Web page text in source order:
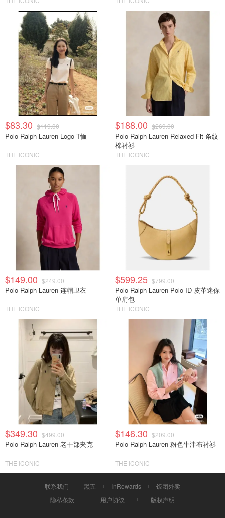
$83.30 $119.00
Polo Ralph Lauren Logo T恤
THE ICONIC
$188.00 $269.00
Polo Ralph Lauren Relaxed Fit 条纹
棉衬衫
THE ICONIC
$149.00 $249.00
Polo Ralph Lauren 连帽卫衣
THE ICONIC
$599.25 $799.00
Polo Ralph Lauren Polo ID 皮革迷你
单肩包
THE ICONIC
$349.30 $499.00
Polo Ralph Lauren 老干部夹克
THE ICONIC
$146.30 $209.00
Polo Ralph Lauren 粉色牛津布衬衫
THE ICONIC
联系我们 黑五 InRewards
饭团外卖
隐私条款
用户协议 版权声明